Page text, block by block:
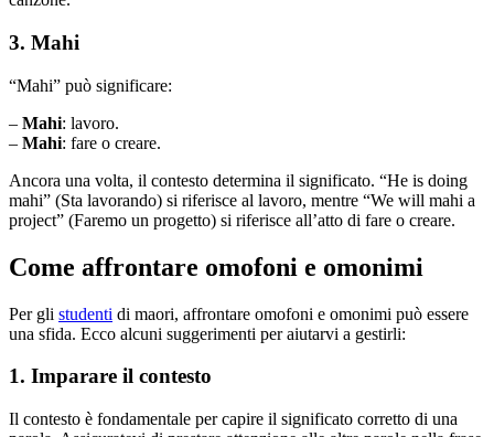
3. Mahi
“Mahi” può significare:
– Mahi: lavoro.
– Mahi: fare o creare.
Ancora una volta, il contesto determina il significato. “He is doing
mahi” (Sta lavorando) si riferisce al lavoro, mentre “We will mahi a
project” (Faremo un progetto) si riferisce all’atto di fare o creare.
Come affrontare omofoni e omonimi
Per gli studenti di maori, affrontare omofoni e omonimi può essere
una sfida. Ecco alcuni suggerimenti per aiutarvi a gestirli:
1. Imparare il contesto
Il contesto è fondamentale per capire il significato corretto di una